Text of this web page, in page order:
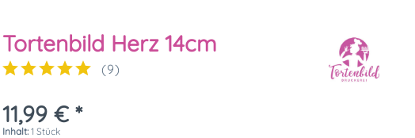
Tortenbild Herz 14cm
(9)
11,99 € *
Inhalt:1 Stück